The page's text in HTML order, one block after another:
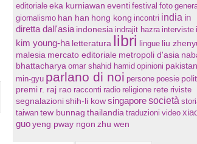
editoriale eka kurniawan eventi festival foto
giornalismo han han hong kong incontri india in
diretta dall'asia indonesia indrajit hazra interviste
kim young-ha letteratura libri lingue liu
malesia mercato editoriale metropoli d'asia
bhattacharya omar shahid hamid opinioni pakistan
min-gyu parlano di noi persone poesie
premi r. raj rao racconti radio religione rete riviste
segnalazioni shih-li kow singaporesocietà
taiwan tew bunnag thailandia traduzioni video
guoyeng pway ngon zhu wen